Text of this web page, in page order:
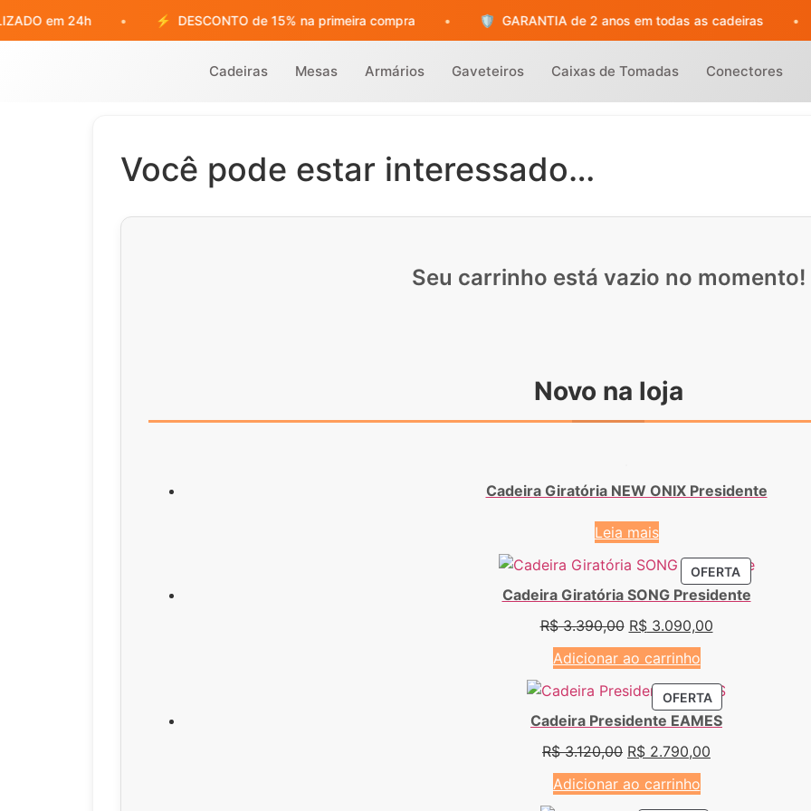
24h • DESCONTO de 15% na primeira compra • GARANTIA de 2 anos em todas as cadeiras •
Cadeiras Mesas Armários Gaveteiros Caixas de Tomadas Conectores
Você pode estar interessado…
Seu carrinho está vazio no momento!
Novo na loja
Cadeira Giratória NEW ONIX Presidente
Leia mais
OFERTA
Cadeira Giratória SONG Presidente
R$3.390,00 R$3.090,00
Adicionar ao carrinho
OFERTA
Cadeira Presidente EAMES
R$3.120,00 R$ 2.790,00
Adicionar ao carrinho